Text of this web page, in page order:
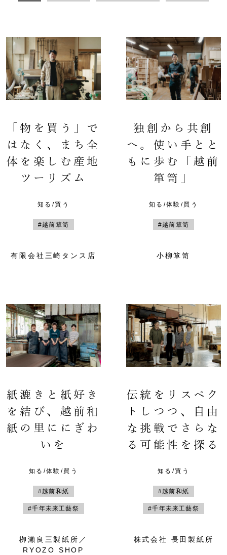
「物を買う」で
はなく、まち全
体を楽しむ産地
ツーリズム
知る/買う
#越前箪笥
有限会社三崎タンス店
独創から共創
へ。使い手とと
もに歩む「越前
箪笥」
知る/体験/買う
#越前箪笥
小柳箪笥
紙漉きと紙好き
を結び、越前和
紙の里ににぎわ
いを
知る/体験/買う
#越前和紙
#千年未来工藝祭
栁瀨良三製紙所／
RYOZO SHOP
伝統をリスペク
トしつつ、自由
な挑戦でさらな
る可能性を探る
知る/買う
#越前和紙
#千年未来工藝祭
株式会社 長田製紙所